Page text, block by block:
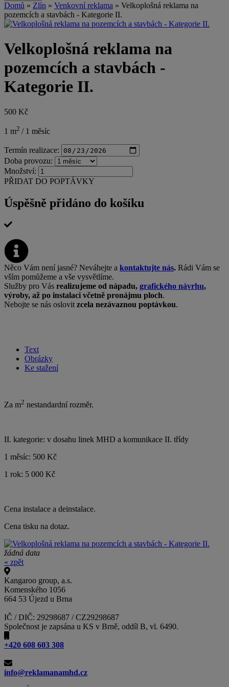
Domů » Zlín » Venkovní reklama » Velkoplošná reklama na
pozemcích a stavbách - Kategorie II.
Velkoplošná reklama na
pozemcích a stavbách -
Kategorie II.
500 Kč
1 m2 / 1 měsíc
Termín realizace:
Doba provozu:
Množství:
PŘIDAT DO POPTÁVKY
Úspěšně přidáno do košíku
Něco Vám není jasné? Neváhejte a kontaktujte nás. Rádi Vám se
vším pomůžeme a vše vysvětlíme.
Služby pro Vás realizujeme od nápadu, grafického návrhu,
výroby, až po instalaci včetně pronájmu ploch.
Nebojte se nás oslovit zcela nezávaznou poptávkou.
Text
Obrázky
Ke stažení
Za m2 nestandardní rozměr.
II. kategorie: v dosahu linek MHD a komunikace II. třídy
1 měsíc: 500 Kč
1 rok: 5 000 Kč
Cena instalace a deinstalace.
Cena tisku na dotaz.
žádná data
« zpět
Kangaroo group, a.s.
Komenského 1056
664 53 Újezd u Brna
IČ / DIČ: 29298687 / CZ29298687
Společnost je zapsána u KS v Brně, oddíl B, vl. 6490.
+420 608 603 308
info@reklamanamhd.cz